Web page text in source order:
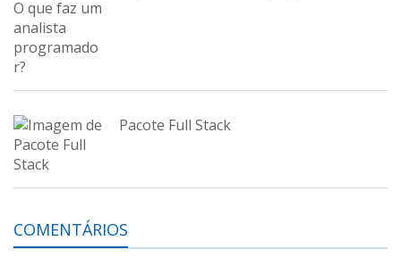
Pacote Full Stack
COMENTÁRIOS